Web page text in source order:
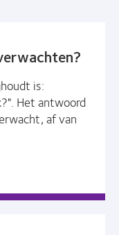
is:
Het antwoord
af van